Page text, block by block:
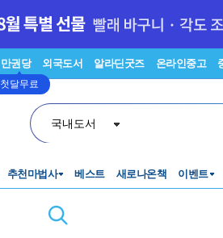
만권당
첫달무료
외국도서 알라딘굿즈 온라인중고
국내도서
추천마법사 베스트 새로나온책 이벤트